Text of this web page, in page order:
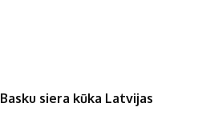
Basku siera kūka Latvijas